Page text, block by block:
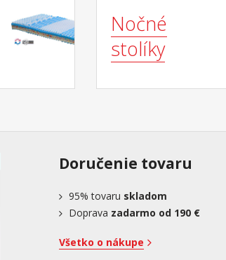
Nočné
stolíky
Doručenie tovaru
95% tovaru skladom
Doprava zadarmo od 190 €
Všetko o nákupe